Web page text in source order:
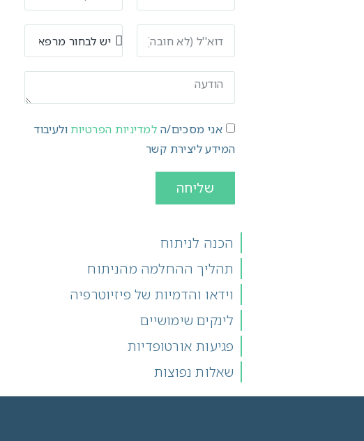
אני מסכים/ה למדיניות הפרטיות ולעיבוד
המידע ליצירת קשר
שליחה
הכנה לניתוח
תהליך ההחלמה מהניתוח
וידאו והדמיות של פיזיוטרפיה
לינקים שימושיים
פגיעות אורטופדיות
שאלות נפוצות